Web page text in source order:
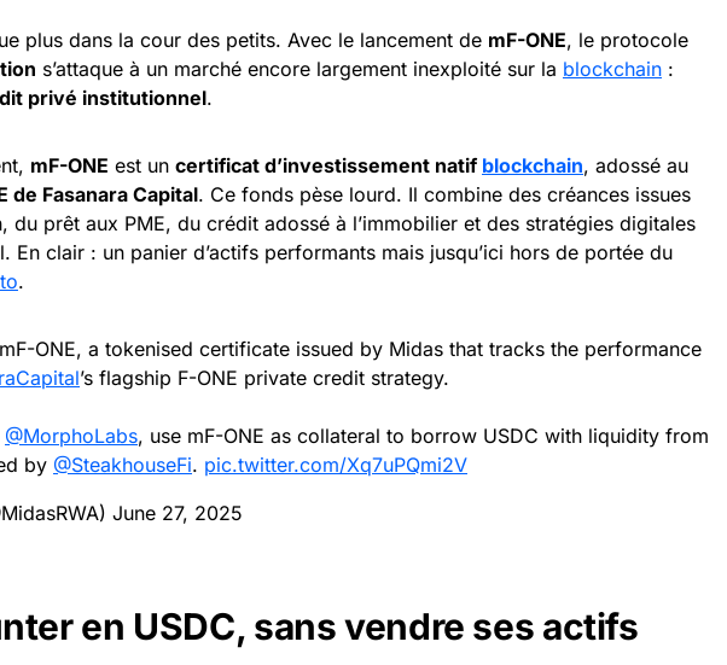
plus dans la cour des petits. Avec le lancement de mF-ONE, le protocole
s’attaque à un marché encore largement inexploité sur la blockchain :
privé institutionnel.
mF-ONE est un certificat d’investissement natif blockchain, adossé au
de Fasanara Capital. Ce fonds pèse lourd. Il combine des créances issues
du prêt aux PME, du crédit adossé à l’immobilier et des stratégies digitales
En clair : un panier d’actifs performants mais jusqu’ici hors de portée du
.
ONE, a tokenised certificate issued by Midas that tracks the performance
’s flagship F-ONE private credit strategy.
@MorphoLabs, use mF-ONE as collateral to borrow USDC with liquidity from
by @SteakhouseFi. pic.twitter.com/Xq7uPQmi2V
June 27, 2025
en USDC, sans vendre ses actifs